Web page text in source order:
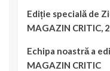
Ediție specială de
MAGAZIN CRITIC,
Echipa noastră a
MAGAZIN CRITIC